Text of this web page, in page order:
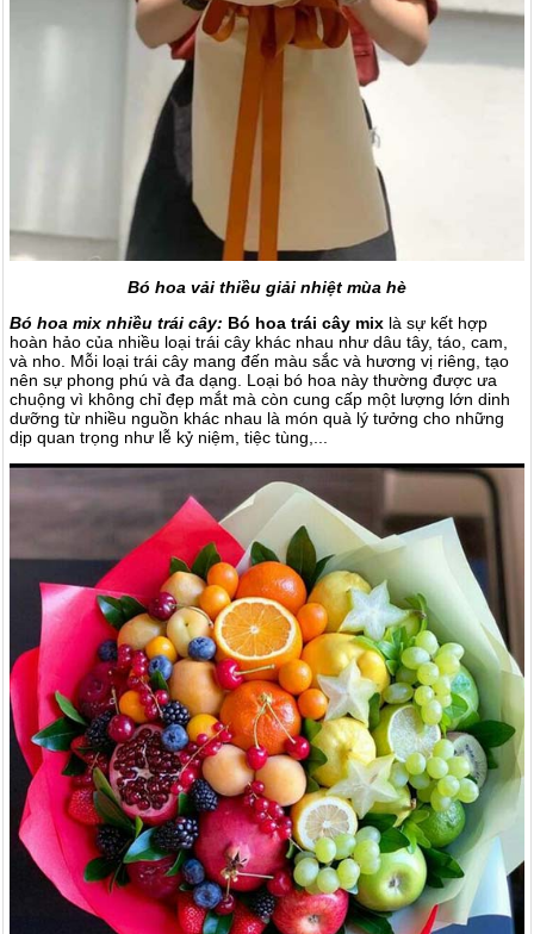
Bó hoa vải thiều giải nhiệt mùa hè
Bó hoa mix nhiều trái cây: Bó hoa trái cây mix là sự kết hợp
hoàn hảo của nhiều loại trái cây khác nhau như dâu tây, táo, cam,
và nho. Mỗi loại trái cây mang đến màu sắc và hương vị riêng, tạo
nên sự phong phú và đa dạng. Loại bó hoa này thường được ưa
chuộng vì không chỉ đẹp mắt mà còn cung cấp một lượng lớn dinh
dưỡng từ nhiều nguồn khác nhau là món quà lý tưởng cho những
dịp quan trọng như lễ kỷ niệm, tiệc tùng,...